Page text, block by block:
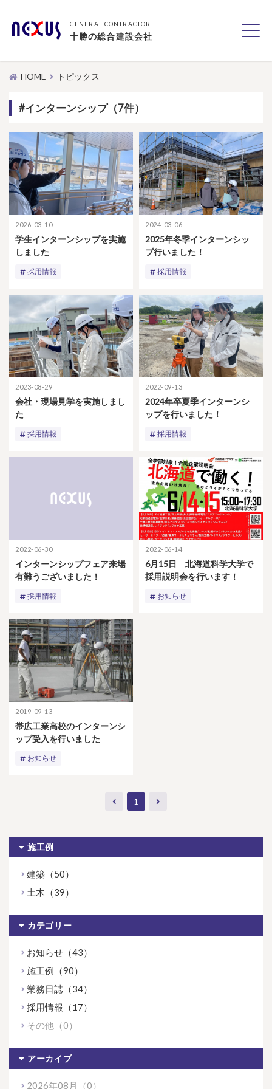
GENERAL CONTRACTOR
十勝の総合建設会社
HOME トピックス
#インターンシップ（7件）
2026-03-10
学生インターンシップを実施
しました
採用情報
2024-03-06
2025年冬季インターンシッ
プ行いました！
採用情報
2023-08-29
会社・現場見学を実施しまし
た
採用情報
2022-09-13
2024年卒夏季インターンシ
ップを行いました！
採用情報
2022-06-30
インターンシップフェア来場
有難うございました！
採用情報
2022-06-14
6月15日 北海道科学大学で
採用説明会を行います！
お知らせ
2019-09-13
帯広工業高校のインターンシ
ップ受入を行いました
お知らせ
1
施工例
建築（50）
土木（39）
カテゴリー
お知らせ（43）
施工例（90）
業務日誌（34）
採用情報（17）
その他（0）
アーカイブ
2026年08月（0）